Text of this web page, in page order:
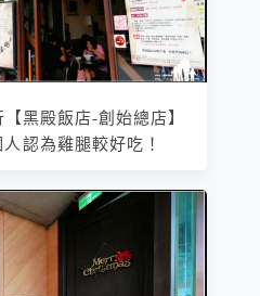
黑殿飯店-創始總店】
認為雞腿較好吃！